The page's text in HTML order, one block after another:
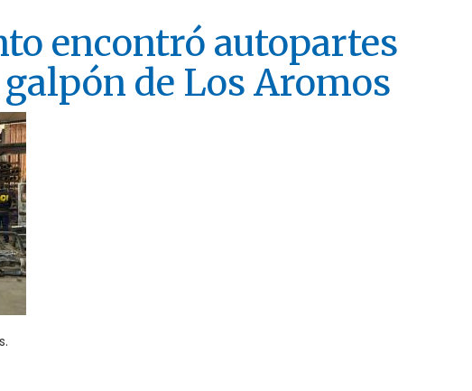
encontró autopartes
de Los Aromos